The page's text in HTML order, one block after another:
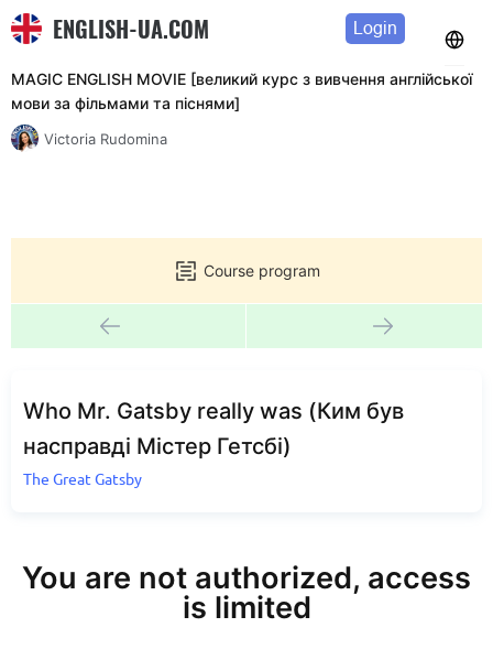
ENGLISH-UA.COM Login
MAGIC ENGLISH MOVIE [великий курс з вивчення англійської
мови за фільмами та піснями]
Victoria Rudomina
Course program
Who Mr. Gatsby really was (Ким був
насправді Містер Гетсбі)
The Great Gatsby
You are not authorized, access
is limited